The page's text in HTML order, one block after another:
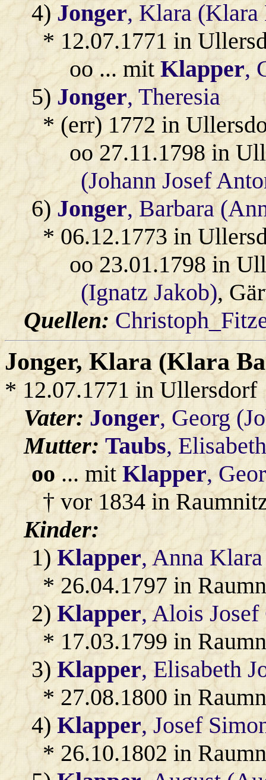
4)Jonger, Klara (Klara
* 12.07.1771 in
oo ... mitKlapper,
5) Jonger, Theresia
* (err) 1772 in
oo 27.11.1798 in
(Johann Josef
6)Jonger, Barbara
* 06.12.1773 in
oo 23.01.1798 in
(Ignatz Jakob),
Quellen:
Jonger, Klara (Klara
* 12.07.1771 in Ullersdorf
Vater:Jonger, Georg
Mutter:Taubs, Elisabeth
oo... mitKlapper,
† vor 1834 in
Kinder:
1)Klapper, Anna
* 26.04.1797 in
2)Klapper, Alois Josef
* 17.03.1799 in
3)Klapper, Elisabeth
* 27.08.1800 in
4)Klapper, Josef
* 26.10.1802 in